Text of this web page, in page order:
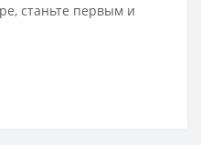
станьте первым и